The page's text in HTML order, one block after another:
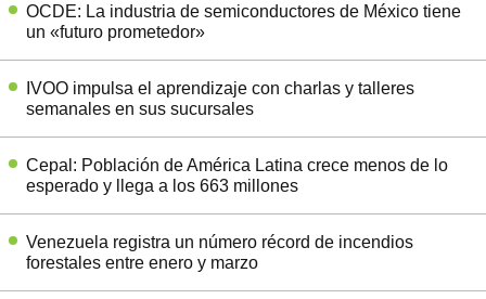
OCDE: La industria de semiconductores de México tiene
un «futuro prometedor»
IVOO impulsa el aprendizaje con charlas y talleres
semanales en sus sucursales
Cepal: Población de América Latina crece menos de lo
esperado y llega a los 663 millones
Venezuela registra un número récord de incendios
forestales entre enero y marzo